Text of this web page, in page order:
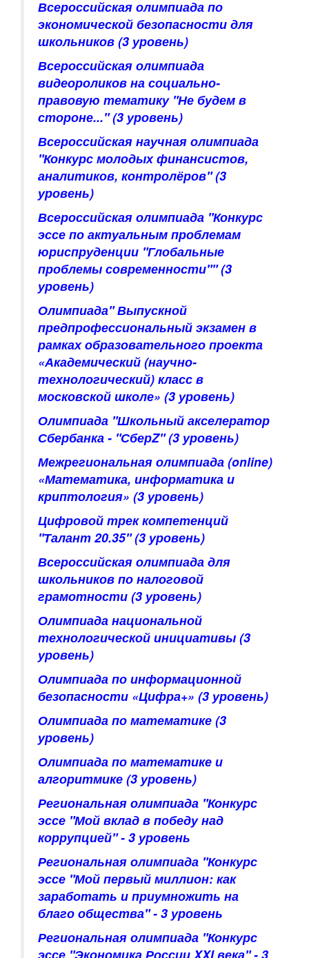
Всероссийская олимпиада по
экономической безопасности для
школьников (3 уровень)
Всероссийская олимпиада
видеороликов на социально-
правовую тематику "Не будем в
стороне..."(3 уровень)
Всероссийская научная олимпиада
"Конкурс молодых финансистов,
аналитиков, контролёров"(3
уровень)
Всероссийская олимпиада "Конкурс
эссе по актуальным проблемам
юриспруденции "Глобальные
проблемы современности""(3
уровень)
Олимпиада" Выпускной
предпрофессиональный экзамен в
рамках образовательного проекта
«Академический (научно-
технологический) класс в
московской школе» (3 уровень)
Олимпиада "Школьный акселератор
Сбербанка - "СберZ"(3 уровень)
Межрегиональная олимпиада (online)
«Математика, информатика и
криптология» (3 уровень)
Цифровой трек компетенций
"Талант 20.35"(3 уровень)
Всероссийская олимпиада для
школьников по налоговой
грамотности (3 уровень)
Олимпиада национальной
технологической инициативы (3
уровень)
Олимпиада по информационной
безопасности «Цифра+» (3 уровень)
Олимпиада по математике (3
уровень)
Олимпиада по математике и
алгоритмике (3 уровень)
Региональная олимпиада "Конкурс
эссе "Мой вклад в победу над
коррупцией"- 3 уровень
Региональная олимпиада "Конкурс
эссе "Мой первый миллион: как
заработать и приумножить на
благо общества"- 3 уровень
Региональная олимпиада "Конкурс
эссе "Экономика России XXI века"- 3